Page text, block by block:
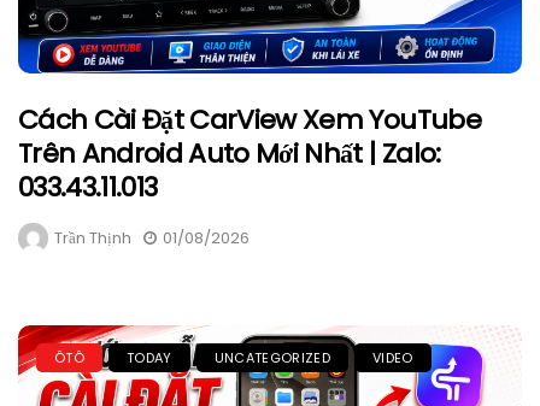
Cách Cài Đặt CarView Xem YouTube
Trên Android Auto Mới Nhất | Zalo:
033.43.11.013
Trần Thịnh 01/08/2026
ÔTÔ TODAY UNCATEGORIZED VIDEO